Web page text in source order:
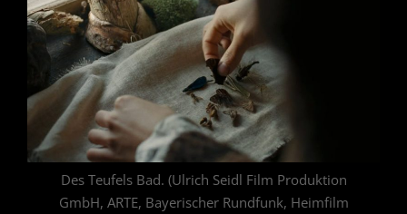
Des Teufels Bad. (Ulrich Seidl Film Produktion
GmbH, ARTE, Bayerischer Rundfunk, Heimfilm